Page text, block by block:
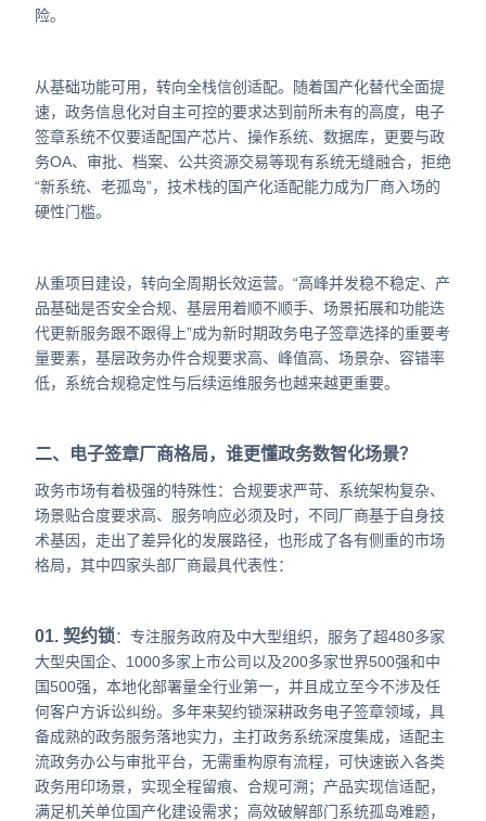
险。
从基础功能可用，转向全栈信创适配。随着国产化替代全面提
速，政务信息化对自主可控的要求达到前所未有的高度，电子
签章系统不仅要适配国产芯片、操作系统、数据库，更要与政
务OA、审批、档案、公共资源交易等现有系统无缝融合，拒绝
“新系统、老孤岛”，技术栈的国产化适配能力成为厂商入场的
硬性门槛。
从重项目建设，转向全周期长效运营。“高峰并发稳不稳定、产
品基础是否安全合规、基层用着顺不顺手、场景拓展和功能迭
代更新服务跟不跟得上”成为新时期政务电子签章选择的重要考
量要素， 基层政务办件合规要求高、峰值高、场景杂、容错率
低，系统合规稳定性与后续运维服务也越来越更重要。
二、电子签章厂商格局，谁更懂政务数智化场景？
政务市场有着极强的特殊性：合规要求严苛、系统架构复杂、
场景贴合度要求高、服务响应必须及时，不同厂商基于自身技
术基因，走出了差异化的发展路径，也形成了各有侧重的市场
格局，其中四家头部厂商最具代表性：
01. 契约锁：专注服务政府及中大型组织，服务了超480多家
大型央国企、1000多家上市公司以及200多家世界500强和中
国500强，本地化部署量全行业第一，并且成立至今不涉及任
何客户方诉讼纠纷。多年来契约锁深耕政务电子签章领域，具
备成熟的政务服务落地实力，主打政务系统深度集成，适配主
流政务办公与审批平台，无需重构原有流程，可快速嵌入各类
政务用印场景，实现全程留痕、合规可溯；产品实现信适配，
满足机关单位国产化建设需求；高效破解部门系统孤岛难题，